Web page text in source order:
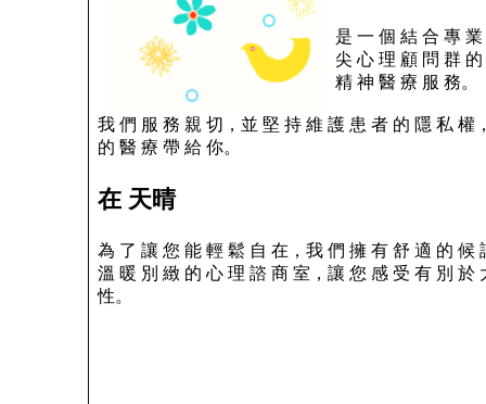
是 一 個 結 合 專
尖 心 理 顧 問 群
精 神 醫 療 服 務。
我 們 服 務 親 切，並 堅 持 維 護 患 者 的 隱 私 權
的 醫 療 帶 給 你。
在 天晴
為 了 讓 您 能 輕 鬆 自 在，我 們 擁 有 舒 適 的 候
溫 暖 別 緻 的 心 理 諮 商 室，讓 您 感 受 有 別 於
性。